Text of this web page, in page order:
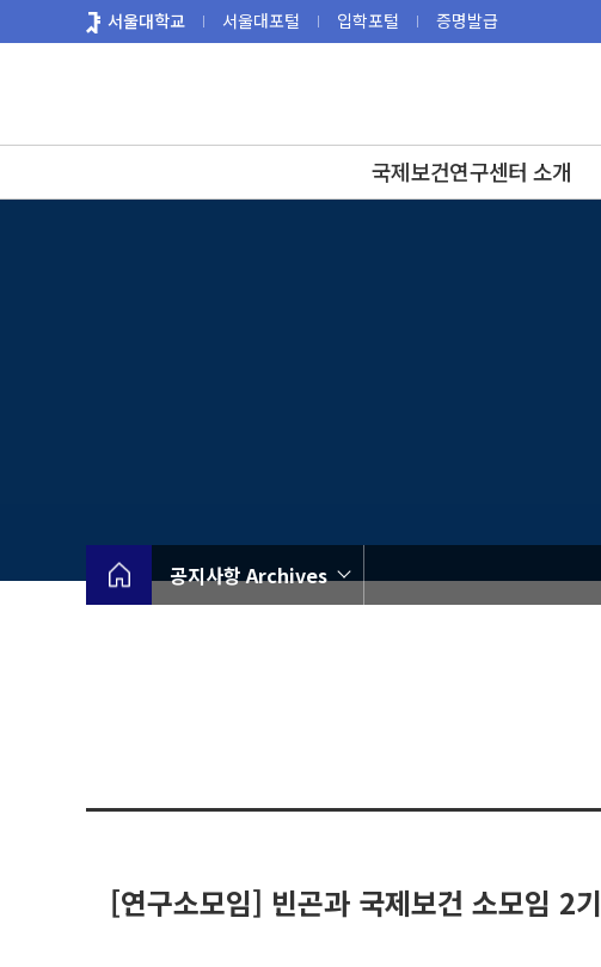
로
서울대학교 서울대포털 입학포털 증명발급
국제보건연구센터 소개
공지사항 Archives
[연구소모임] 빈곤과 국제보건 소모임 2기